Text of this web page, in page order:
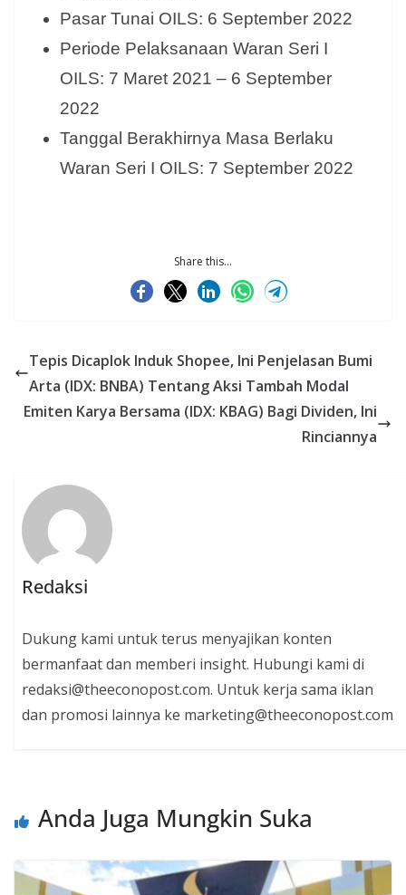
Pasar Tunai OILS: 6 September 2022
Periode Pelaksanaan Waran Seri I
OILS: 7 Maret 2021 – 6 September
2022
Tanggal Berakhirnya Masa Berlaku
Waran Seri I OILS: 7 September 2022
Share this...
Tepis Dicaplok Induk Shopee, Ini Penjelasan Bumi
Arta (IDX: BNBA) Tentang Aksi Tambah Modal
Emiten Karya Bersama (IDX: KBAG) Bagi Dividen, Ini
Rinciannya
Redaksi
Dukung kami untuk terus menyajikan konten
bermanfaat dan memberi insight. Hubungi kami di
redaksi@theeconopost.com. Untuk kerja sama iklan
dan promosi lainnya ke marketing@theeconopost.com
Anda Juga Mungkin Suka